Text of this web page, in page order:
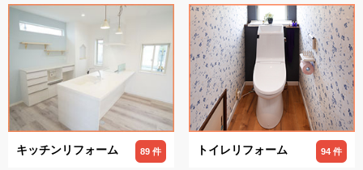
キッチンリフォーム 89 件 トイレリフォーム 94 件